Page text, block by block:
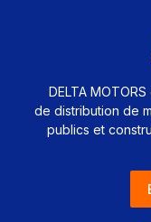
DELTA
de distribution de
publics et